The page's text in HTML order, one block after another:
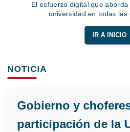
El esfuerzo digital que
universidad en todas las
IR A INICIO
NOTICIA
Gobierno y
participación de la